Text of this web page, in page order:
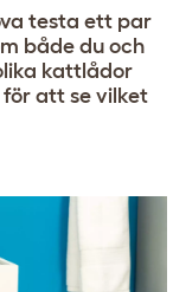
testa ett par
både du och
kattlådor
att se vilket